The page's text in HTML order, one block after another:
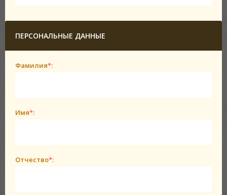
ПЕРСОНАЛЬНЫЕ ДАННЫЕ
Фамилия*:
Имя*:
Отчество*: